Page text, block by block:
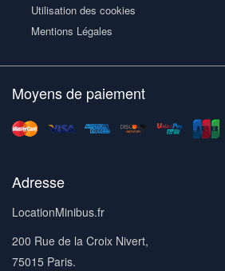
Utilisation des cookies
Mentions Légales
Moyens de paiement
Adresse
LocationMinibus.fr
200 Rue de la Croix Nivert,
75015 Paris.